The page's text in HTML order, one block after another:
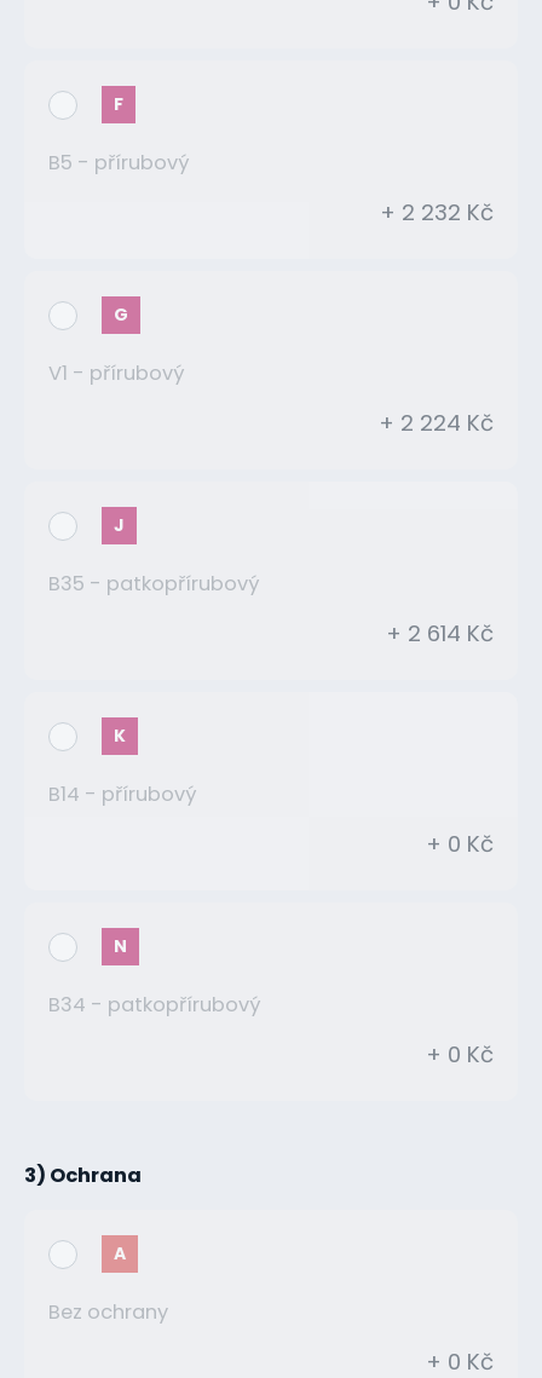
F
B5 - přírubový
+ 2 232 Kč
G
V1 - přírubový
+ 2 224 Kč
J
B35 - patkopřírubový
+ 2 614 Kč
K
B14 - přírubový
+ 0 Kč
N
B34 - patkopřírubový
+ 0 Kč
3) Ochrana
A
Bez ochrany
+ 0 Kč